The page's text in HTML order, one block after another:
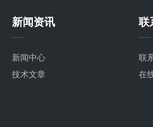
新闻资讯
新闻中心
技术文章
联
联
在